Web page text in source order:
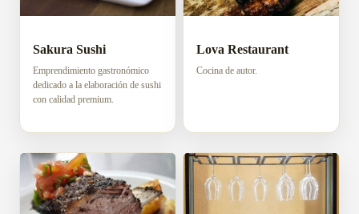
Sakura Sushi
Emprendimiento gastronómico
dedicado a la elaboración de sushi
con calidad premium.
Lova Restaurant
Cocina de autor.